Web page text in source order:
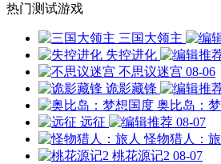
热门测试游戏
三国大领主
失控进化
不思议迷宫 08-06
诡影藏锋
奥比岛：
远征
08-07
怪物猎人：旅
桃花源记2 08-07